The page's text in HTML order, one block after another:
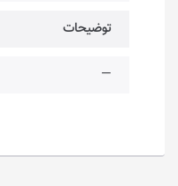
توضیحات
—